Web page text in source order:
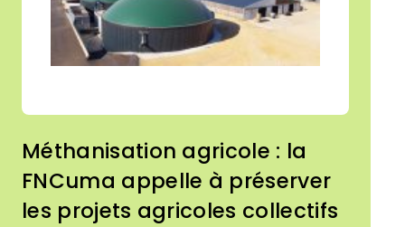
Méthanisation agricole : la
FNCuma appelle à préserver
les projets agricoles collectifs